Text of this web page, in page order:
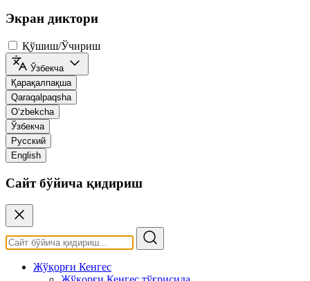
Экран диктори
Қўшиш/Ўчириш
Ўзбекча
Қарақалпақша
Qaraqalpaqsha
O‘zbekcha
Ўзбекча
Русский
English
Сайт бўйича қидириш
Жўқорғи Кенгес